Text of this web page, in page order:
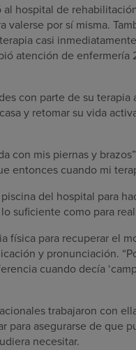
hospital de
valerse por sí misma.
casi
atención de
con parte de su
y retomar su vida
con mis piernas y
entonces cuando mi
del hospital para
suficiente como para
física para recuperar el
y pronunciación.
cuando decía
trabajaron con
para asegurarse de que
necesitar.